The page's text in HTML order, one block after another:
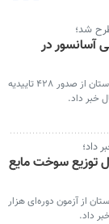
شد؛
ایمنی آسانسور در
خرم‌آباد- مدیرکل استاندارد لرستان از صدور ۴۲۸ تاییدیه
خبر داد.
داد؛
دوره‌ای ۱۵۰۰ نازل توزیع سوخت مایع
از آزمون دوره‌ای هزار